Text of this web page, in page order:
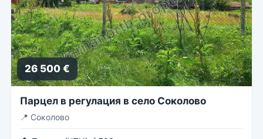
26 500 €
Парцел в регулация в село Соколово
📍 Соколово